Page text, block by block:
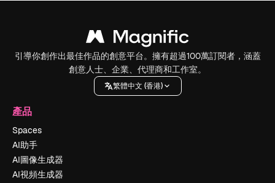
引導你創作出最佳作品的創意平台。擁有超過100萬訂閱者，涵蓋
創意人士、企業、代理商和工作室。
繁體中文 (香港)
產品
Spaces
AI助手
AI圖像生成器
AI視頻生成器